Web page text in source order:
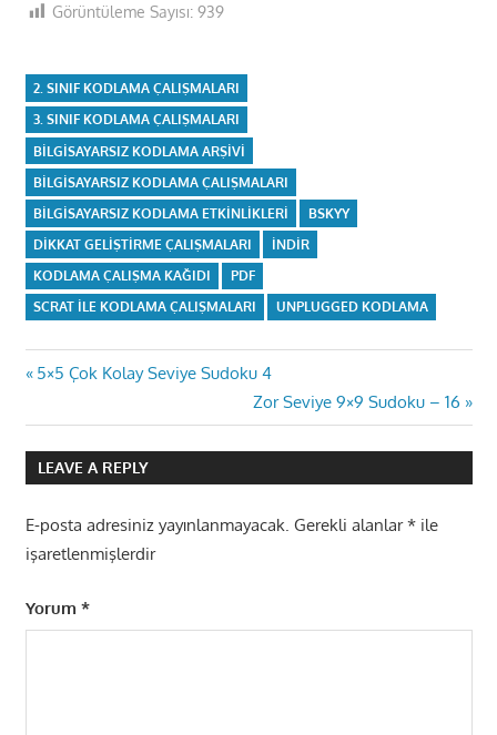
Görüntüleme Sayısı: 939
2. SINIF KODLAMA ÇALIŞMALARI
3. SINIF KODLAMA ÇALIŞMALARI
BILGISAYARSIZ KODLAMA ARŞIVI
BILGISAYARSIZ KODLAMA ÇALIŞMALARI
BILGISAYARSIZ KODLAMA ETKINLIKLERI
BSKYY
DIKKAT GELIŞTIRME ÇALIŞMALARI
INDIR
KODLAMA ÇALIŞMA KAĞIDI
PDF
SCRAT ILE KODLAMA ÇALIŞMALARI
UNPLUGGED KODLAMA
Yazı
gezinmesi
Previous
5×5 Çok Kolay Seviye Sudoku 4
Next
Post:
Zor Seviye 9×9 Sudoku – 16
LEAVE A REPLY
E-posta adresiniz yayınlanmayacak. Gerekli alanlar*ile
işaretlenmişlerdir
Yorum *